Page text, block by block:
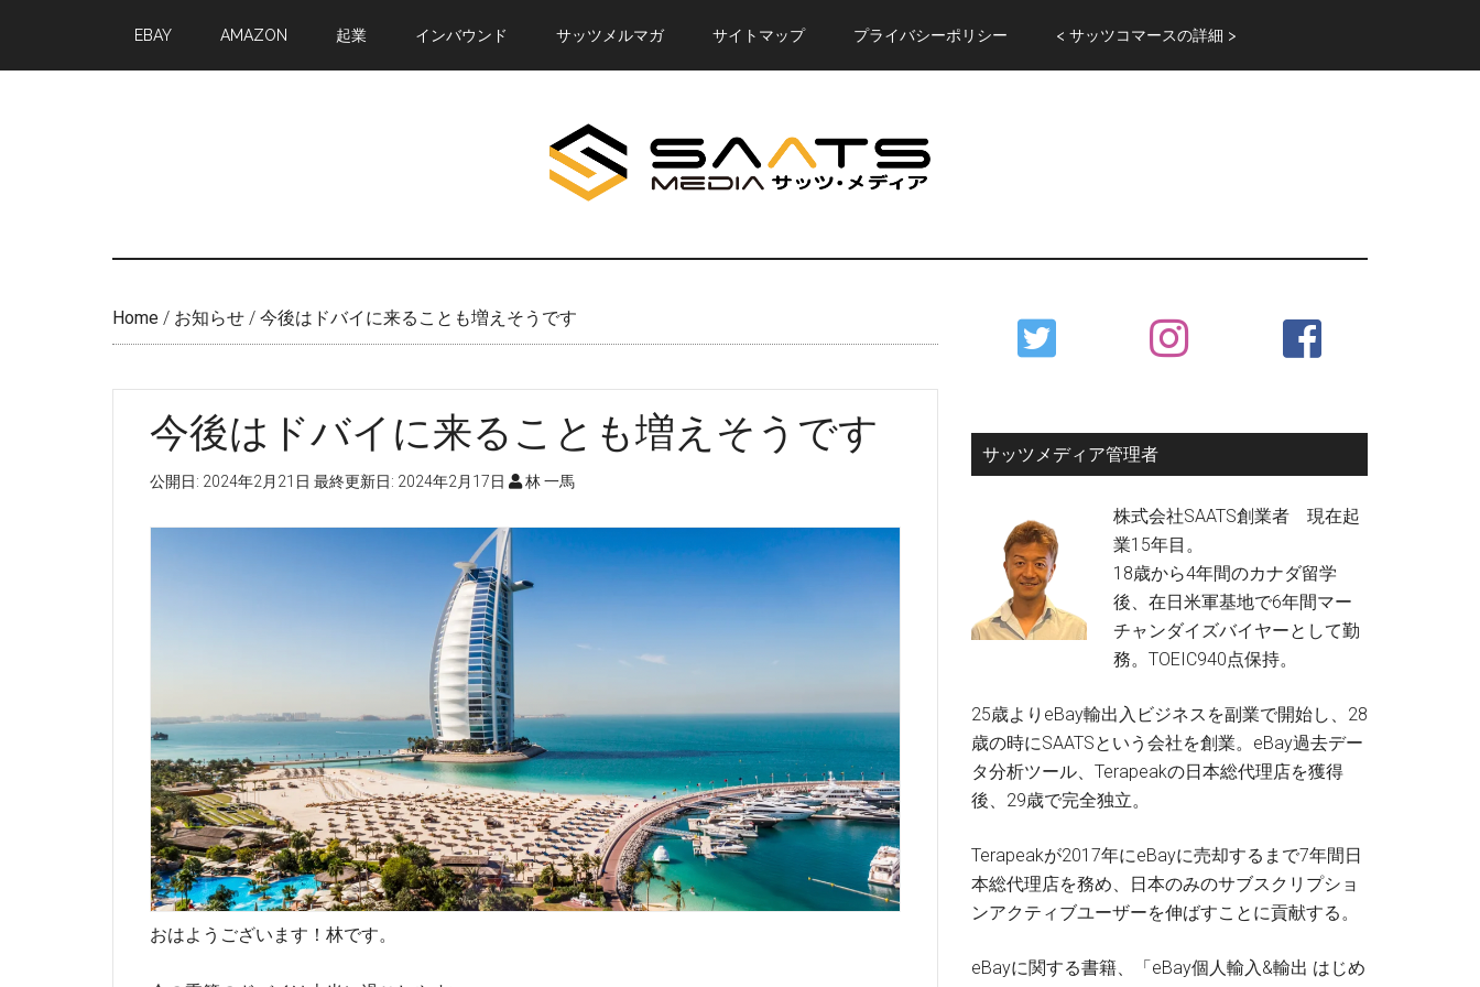
main
primary
EBAY AMAZON 起業 インバウンド サッツメルマガ サイトマップ プライバシーポリシー < サッツコマースの詳細 >
Home / お知らせ / 今後はドバイに来ることも増えそうです
今後はドバイに来ることも増えそうです
公開日: 2024年2月21日 最終更新日: 2024年2月17日 林 一馬
おはようございます！林です。
Primary
Sidebar
サッツメディア管理者
株式会社SAATS創業者 現在起
業15年目。
18歳から4年間のカナダ留学
後、在日米軍基地で6年間マー
チャンダイズバイヤーとして勤
務。TOEIC940点保持。
25歳よりeBay輸出入ビジネスを副業で開始し、28
歳の時にSAATSという会社を創業。eBay過去デー
タ分析ツール、Terapeakの日本総代理店を獲得
後、29歳で完全独立。
Terapeakが2017年にeBayに売却するまで7年間日
本総代理店を務め、日本のみのサブスクリプショ
ンアクティブユーザーを伸ばすことに貢献する。
eBayに関する書籍、「eBay個人輸入&輸出 はじめ